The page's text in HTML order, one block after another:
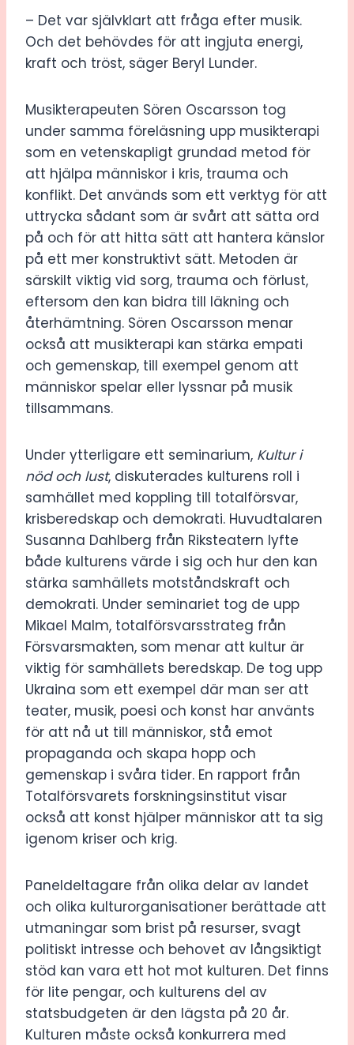
– Det var självklart att fråga efter musik.
Och det behövdes för att ingjuta energi,
kraft och tröst, säger Beryl Lunder.
Musikterapeuten Sören Oscarsson tog
under samma föreläsning upp musikterapi
som en vetenskapligt grundad metod för
att hjälpa människor i kris, trauma och
konflikt. Det används som ett verktyg för att
uttrycka sådant som är svårt att sätta ord
på och för att hitta sätt att hantera känslor
på ett mer konstruktivt sätt. Metoden är
särskilt viktig vid sorg, trauma och förlust,
eftersom den kan bidra till läkning och
återhämtning. Sören Oscarsson menar
också att musikterapi kan stärka empati
och gemenskap, till exempel genom att
människor spelar eller lyssnar på musik
tillsammans.
Under ytterligare ett seminarium, Kultur i
nöd och lust, diskuterades kulturens roll i
samhället med koppling till totalförsvar,
krisberedskap och demokrati. Huvudtalaren
Susanna Dahlberg från Riksteatern lyfte
både kulturens värde i sig och hur den kan
stärka samhällets motståndskraft och
demokrati. Under seminariet tog de upp
Mikael Malm, totalförsvarsstrateg från
Försvarsmakten, som menar att kultur är
viktig för samhällets beredskap. De tog upp
Ukraina som ett exempel där man ser att
teater, musik, poesi och konst har använts
för att nå ut till människor, stå emot
propaganda och skapa hopp och
gemenskap i svåra tider. En rapport från
Totalförsvarets forskningsinstitut visar
också att konst hjälper människor att ta sig
igenom kriser och krig.
Paneldeltagare från olika delar av landet
och olika kulturorganisationer berättade att
utmaningar som brist på resurser, svagt
politiskt intresse och behovet av långsiktigt
stöd kan vara ett hot mot kulturen. Det finns
för lite pengar, och kulturens del av
statsbudgeten är den lägsta på 20 år.
Kulturen måste också konkurrera med